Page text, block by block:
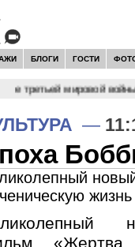
БЛОГИ ГОСТИ
третьей мировой войны"
—
«Жертва